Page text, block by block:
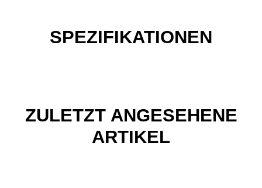
SPEZIFIKATIONEN
ZULETZT ANGESEHENE
ARTIKEL